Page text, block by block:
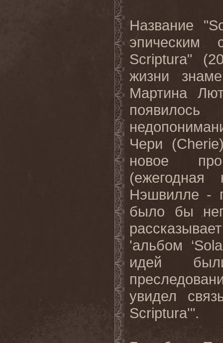
Название
эпическим
Scriptura"
жизни
Мартина
Чери
новое
(ежегодная
Нэшвилле -
было бы
'альбом
идей
увидел
Scriptura'".